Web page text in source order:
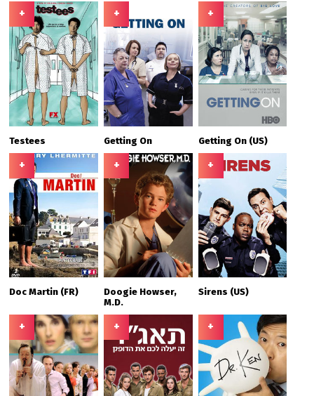
+
Testees
+
Getting On
+
Getting On (US)
+
Doc Martin (FR)
+
Doogie Howser,
M.D.
+
Sirens (US)
+ + +